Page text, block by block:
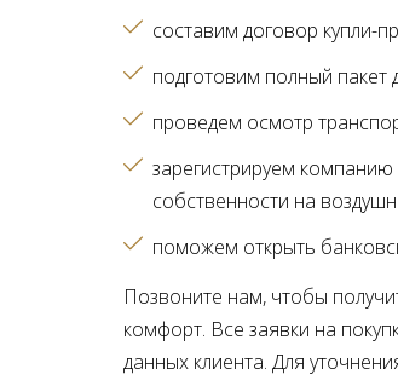
составим договор купли-
подготовим полный пакет
проведем осмотр
зарегистрируем
собственности на
поможем открыть
Позвоните нам, чтобы
комфорт. Все заявки на
данных клиента. Для